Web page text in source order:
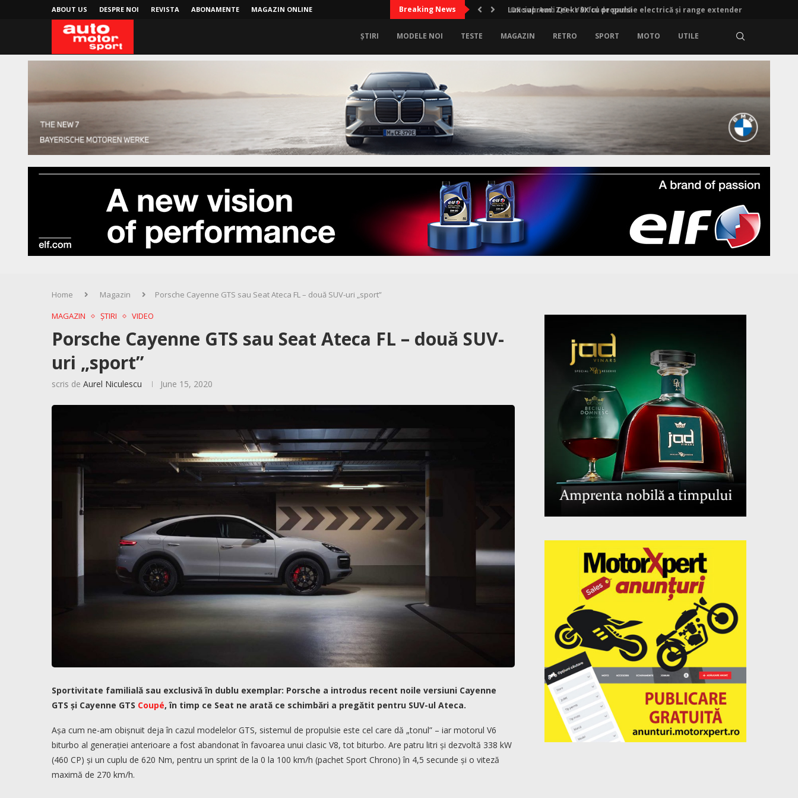
ABOUT US DESPRE NOI REVISTA ABONAMENTE MAGAZIN ONLINE Breaking News Lux suprem: Zeekr 9X cu propulsie electrică și range extender
ȘTIRI MODELE NOI TESTE MAGAZIN RETRO SPORT MOTO UTILE
Home Magazin
Porsche Cayenne GTS sau Seat Ateca FL – două SUV-uri „sport”
MAGAZIN
ȘTIRI VIDEO
Porsche Cayenne GTS sau Seat Ateca FL – două SUV-
uri „sport”
scris de Aurel Niculescu June 15, 2020
Sportivitate familială sau exclusivă în dublu exemplar: Porsche a introdus recent noile versiuni Cayenne
GTS și Cayenne GTS Coupé, în timp ce Seat ne arată ce schimbări a pregătit pentru SUV-ul Ateca.
Așa cum ne-am obișnuit deja în cazul modelelor GTS, sistemul de propulsie este cel care dă „tonul” – iar motorul V6
biturbo al generației anterioare a fost abandonat în favoarea unui clasic V8, tot biturbo. Are patru litri și dezvoltă 338 kW
(460 CP) și un cuplu de 620 Nm, pentru un sprint de la 0 la 100 km/h (pachet Sport Chrono) în 4,5 secunde și o viteză
maximă de 270 km/h.